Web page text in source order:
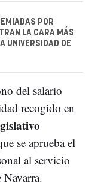
POR
LA CARA MÁS
UNIVERSIDAD DE
del salario
recogido en
se aprueba el
al servicio